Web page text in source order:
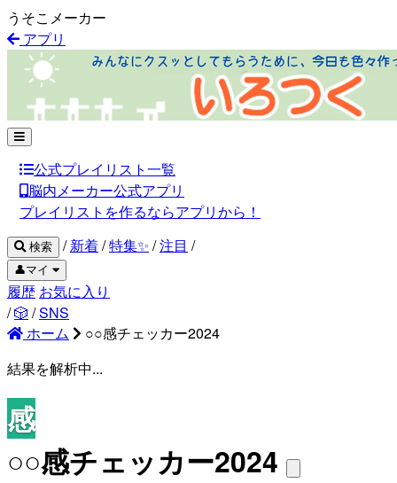
うそこメーカー
アプリ
公式プレイリスト一覧
脳内メーカー公式アプリ
プレイリストを作るならアプリから！
検索 / 新着/特集✨ /注目 /
👤マイ
履歴 お気に入り
/🎲 /SNS
ホーム
○○感チェッカー2024
結果を解析中...
感
○○感チェッカー2024